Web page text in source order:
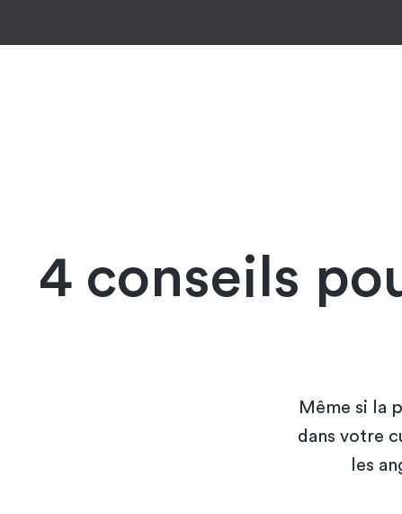
Facilitez vos
4 conseils
Même si la
dans votre
les